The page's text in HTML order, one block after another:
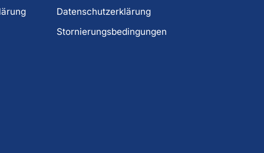
Datenschutzerklärung
Stornierungsbedingungen